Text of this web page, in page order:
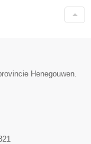
Henegouwen.